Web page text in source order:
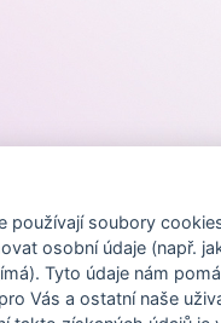
používají soubory
osobní údaje (např.
Tyto údaje nám
Vás a ostatní naše